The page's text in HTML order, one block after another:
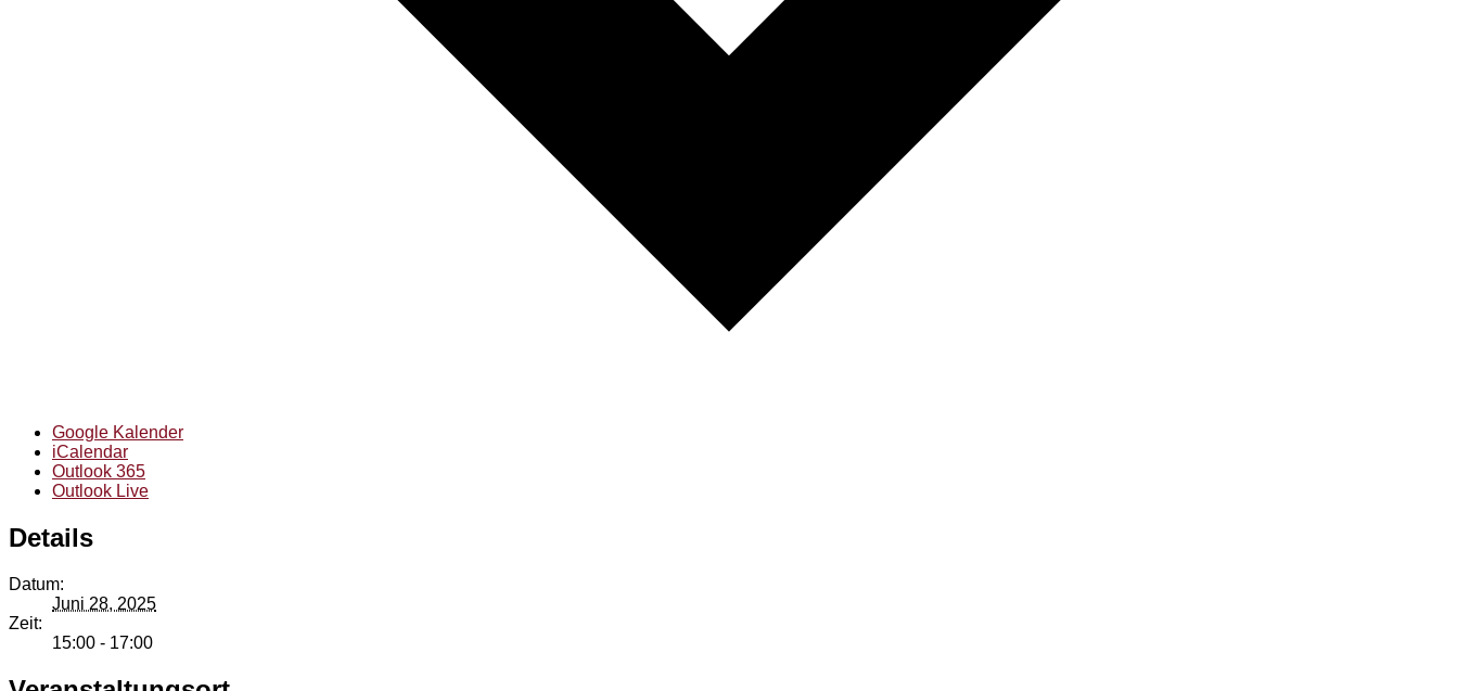
Google Kalender
iCalendar
Outlook 365
Outlook Live
Details
Datum:
Juni 28, 2025
Zeit:
15:00 - 17:00